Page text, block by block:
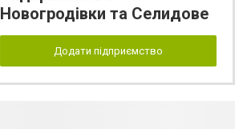
Новогродівки та Селидове
Додати підприємство